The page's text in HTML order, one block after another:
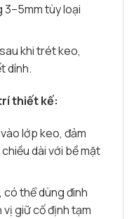
tùy loại
khi trét keo,
dính.
thiết kế:
lớp keo, đảm
dài với bề mặt
thể dùng đinh
giữ cố định tạm